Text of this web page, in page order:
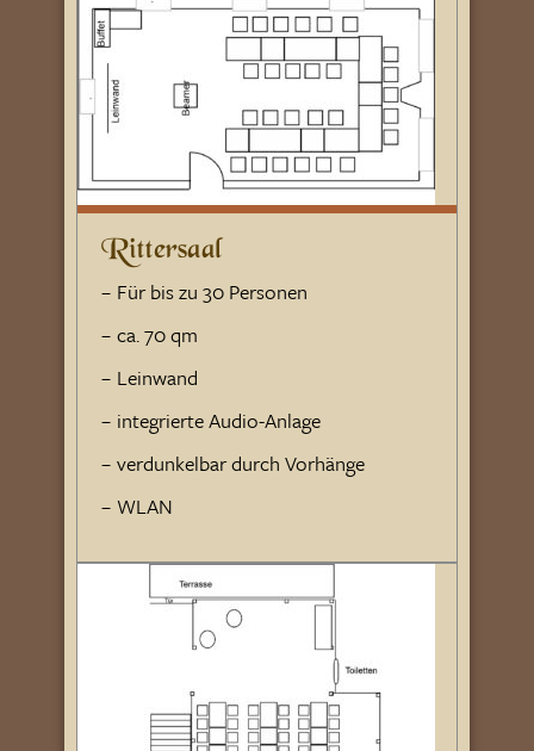
Rittersaal
Für bis zu 30 Personen
ca. 70 qm
Leinwand
integrierte Audio-Anlage
verdunkelbar durch Vorhänge
WLAN